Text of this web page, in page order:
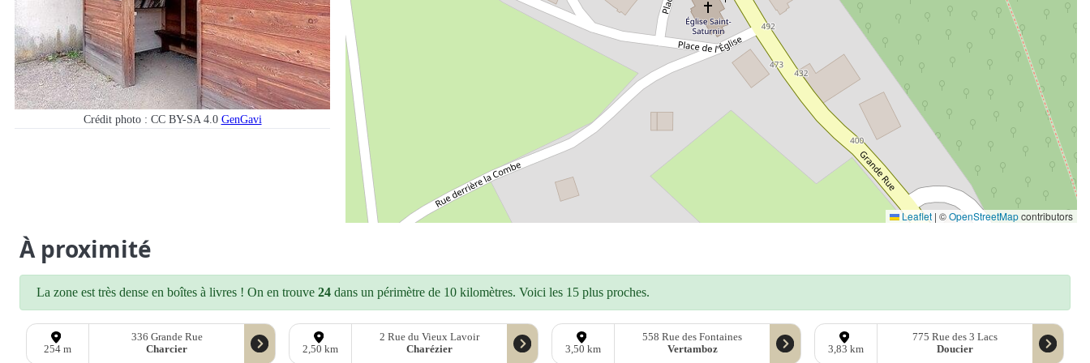
Crédit photo : CC BY-SA 4.0 GenGavi
Leaflet | ©OpenStreetMapcontributors
À proximité
La zone est très dense en boîtes à livres ! On en trouve 24 dans un périmètre de 10 kilomètres. Voici les 15 plus proches.
254 m
336 Grande Rue
Charcier
2,50 km
2 Rue du Vieux Lavoir
Charézier
3,50 km
558 Rue des Fontaines
Vertamboz
3,83 km
775 Rue des 3 Lacs
Doucier